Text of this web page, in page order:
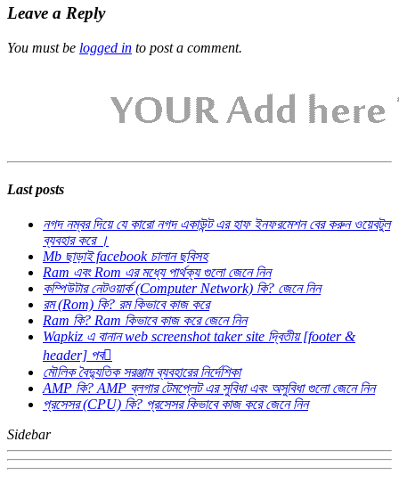
Leave a Reply
You must be logged in to post a comment.
Last posts
নগদ নম্বর দিয়ে যে কারো নগদ একাউন্ট এর হাফ ইনফরমেশন বের করুন ওয়েবটুল
ব্যবহার করে ।
Mb ছাড়াই facebook চালান ছবিসহ
Ram এবং Rom এর মধ্যে পার্থক্য গুলো জেনে নিন
কম্পিউটার নেটওয়ার্ক (Computer Network) কি? জেনে নিন
রম (Rom) কি? রম কিভাবে কাজ করে
Ram কি? Ram কিভাবে কাজ করে জেনে নিন
Wapkiz এ বানান web screenshot taker site দ্বিতীয় [footer &
header] পব
মৌলিক বৈদ্যুতিক সরঞ্জাম ব্যবহারের নির্দেশিকা
AMP কি? AMP ব্লগার টেমপ্লেট এর সুবিধা এবং অসুবিধা গুলো জেনে নিন
প্রসেসর (CPU) কি? প্রসেসর কিভাবে কাজ করে জেনে নিন
Sidebar